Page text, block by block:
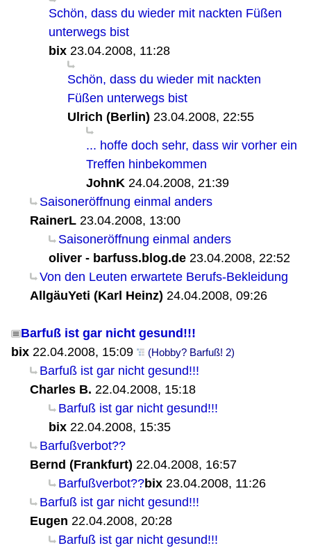
Schön, dass du wieder mit nackten Füßen
unterwegs bist
bix 23.04.2008, 11:28
Schön, dass du wieder mit nackten
Füßen unterwegs bist
Ulrich (Berlin) 23.04.2008, 22:55
... hoffe doch sehr, dass wir vorher ein
Treffen hinbekommen
JohnK 24.04.2008, 21:39
Saisoneröffnung einmal anders
RainerL 23.04.2008, 13:00
Saisoneröffnung einmal anders
oliver - barfuss.blog.de 23.04.2008, 22:52
Von den Leuten erwartete Berufs-Bekleidung
AllgäuYeti (Karl Heinz) 24.04.2008, 09:26
Barfuß ist gar nicht gesund!!!
bix 22.04.2008, 15:09 (Hobby? Barfuß! 2)
Barfuß ist gar nicht gesund!!!
Charles B. 22.04.2008, 15:18
Barfuß ist gar nicht gesund!!!
bix 22.04.2008, 15:35
Barfußverbot??
Bernd (Frankfurt) 22.04.2008, 16:57
Barfußverbot??bix 23.04.2008, 11:26
Barfuß ist gar nicht gesund!!!
Eugen 22.04.2008, 20:28
Barfuß ist gar nicht gesund!!!